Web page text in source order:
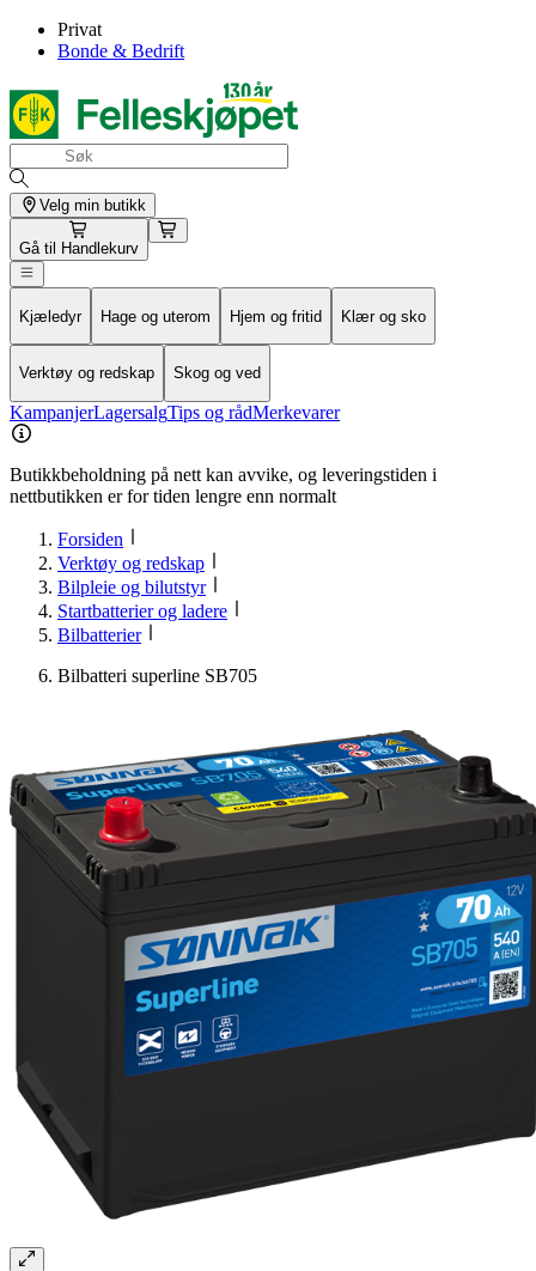
Privat
Bonde & Bedrift
Velg min butikk
Gå til Handlekurv
Kjæledyr Hage og uterom Hjem og fritid Klær og sko
Verktøy og redskap Skog og ved
KampanjerLagersalgTips og rådMerkevarer
Butikkbeholdning på nett kan avvike, og leveringstiden i
nettbutikken er for tiden lengre enn normalt
Forsiden
Verktøy og redskap
Bilpleie og bilutstyr
Startbatterier og ladere
Bilbatterier
Bilbatteri superline SB705